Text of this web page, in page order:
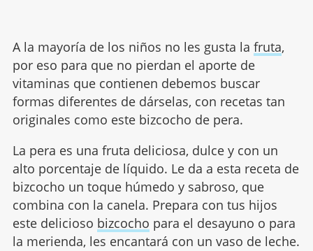
A la mayoría de los niños no les gusta la fruta,
por eso para que no pierdan el aporte de
vitaminas que contienen debemos buscar
formas diferentes de dárselas, con recetas tan
originales como este bizcocho de pera.
La pera es una fruta deliciosa, dulce y con un
alto porcentaje de líquido. Le da a esta receta de
bizcocho un toque húmedo y sabroso, que
combina con la canela. Prepara con tus hijos
este delicioso bizcocho para el desayuno o para
la merienda, les encantará con un vaso de leche.